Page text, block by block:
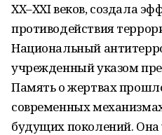
XX–XXI веков, создала
противодействия
Национальный
учрежденный указом
Память о жертвах
современных
будущих поколений. Она